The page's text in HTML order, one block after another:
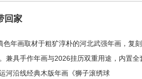
回家
年画取材于粗犷淳朴的河北武强年画，
兼具手作年画与2026挂历双重用途，内置
河沿线经典木版年画《狮子滚绣球